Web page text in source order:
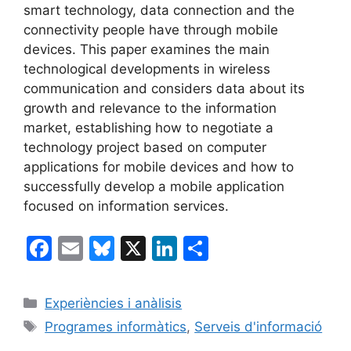
smart technology, data connection and the
connectivity people have through mobile
devices. This paper examines the main
technological developments in wireless
communication and considers data about its
growth and relevance to the information
market, establishing how to negotiate a
technology project based on computer
applications for mobile devices and how to
successfully develop a mobile application
focused on information services.
F
c
e
E
ai
l
Bl
e
s
X
Li
k
e
p
Categories
Experiències i anàlisis
Etiquetes
Programes informàtics, Serveis d'informació